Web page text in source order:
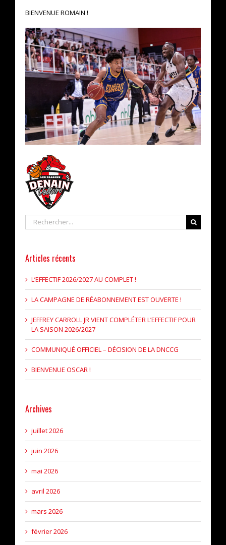
BIENVENUE ROMAIN !
Rechercher
Articles récents
L’EFFECTIF 2026/2027 AU COMPLET !
LA CAMPAGNE DE RÉABONNEMENT EST OUVERTE !
JEFFREY CARROLL JR VIENT COMPLÉTER L’EFFECTIF POUR
LA SAISON 2026/2027
COMMUNIQUÉ OFFICIEL – DÉCISION DE LA DNCCG
BIENVENUE OSCAR !
Archives
juillet 2026
juin 2026
mai 2026
avril 2026
mars 2026
février 2026